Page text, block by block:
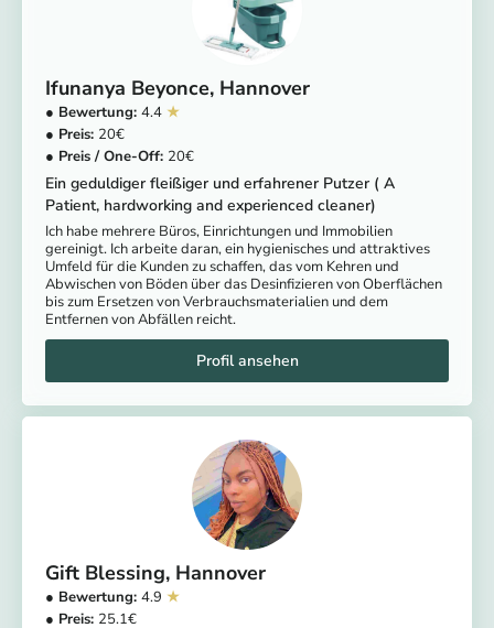
Ifunanya Beyonce Hannover
4.4
20
20
Ein geduldiger fleißiger und erfahrener Putzer ( A
Patient, hardworking and experienced cleaner)
Ich habe mehrere Büros, Einrichtungen und Immobilien
gereinigt. Ich arbeite daran, ein hygienisches und attraktives
Umfeld für die Kunden zu schaffen, das vom Kehren und
Abwischen von Böden über das Desinfizieren von Oberflächen
bis zum Ersetzen von Verbrauchsmaterialien und dem
Entfernen von Abfällen reicht.
Gift Blessing Hannover
4.9
25.1